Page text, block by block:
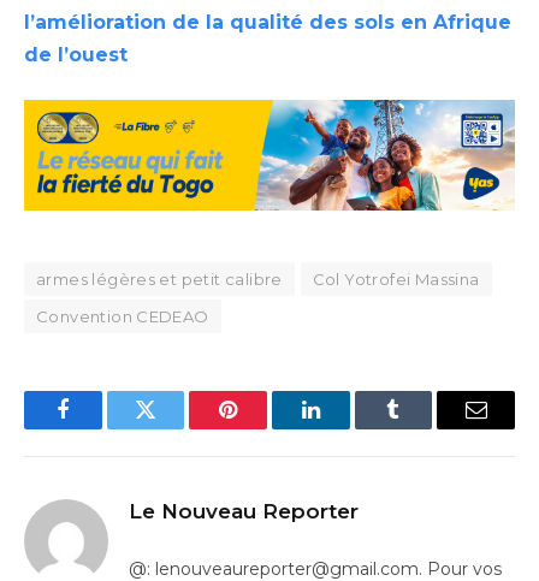
l’amélioration de la qualité des sols en Afrique
de l’ouest
armes légères et petit calibre
Col Yotrofei Massina
Convention CEDEAO
FacebookTwitter Pinterest LinkedInTumblr Email
Le Nouveau Reporter
@: lenouveaureporter@gmail.com. Pour vos